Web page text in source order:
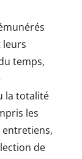
leurs
temps,
la totalité
les
entretiens,
de